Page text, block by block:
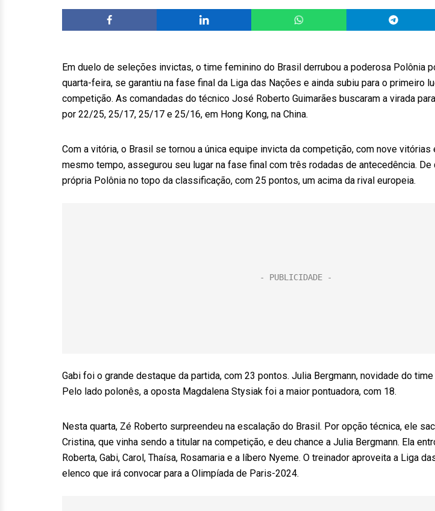
Em duelo de seleções invictas, o time feminino do Brasil derrubou a poderosa Polônia
quarta-feira, se garantiu na fase final da Liga das Nações e ainda subiu para o primeiro
competição. As comandadas do técnico José Roberto Guimarães buscaram a virada
por 22/25, 25/17, 25/17 e 25/16, em Hong Kong, na China.
Com a vitória, o Brasil se tornou a única equipe invicta da competição, com nove vitórias
mesmo tempo, assegurou seu lugar na fase final com três rodadas de antecedência. De
própria Polônia no topo da classificação, com 25 pontos, um acima da rival europeia.
Gabi foi o grande destaque da partida, com 23 pontos. Julia Bergmann, novidade do
Pelo lado polonês, a oposta Magdalena Stysiak foi a maior pontuadora, com 18.
Nesta quarta, Zé Roberto surpreendeu na escalação do Brasil. Por opção técnica, ele
Cristina, que vinha sendo a titular na competição, e deu chance a Julia Bergmann. Ela
Roberta, Gabi, Carol, Thaísa, Rosamaria e a líbero Nyeme. O treinador aproveita a Liga
elenco que irá convocar para a Olimpíada de Paris-2024.